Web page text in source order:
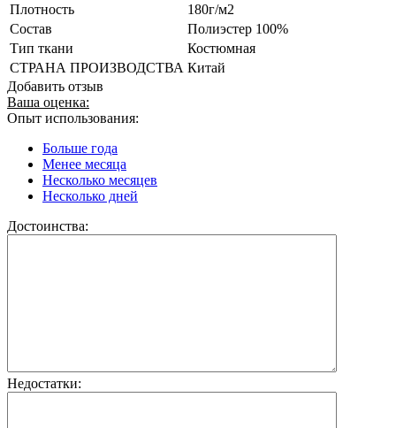
Плотность
180г/м2
Состав
Полиэстер 100%
Тип ткани
Костюмная
СТРАНА ПРОИЗВОДСТВА Китай
Добавить отзыв
Ваша оценка:
Опыт использования:
Больше года
Менее месяца
Несколько месяцев
Несколько дней
Достоинства:
Недостатки: